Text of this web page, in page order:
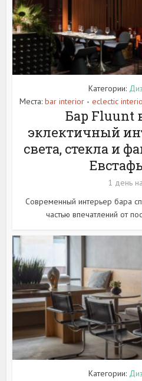
Категории:
Места: bar interior • eclectic
Бар Fluunt
эклектичный
света, стекла и
1 день
Современный интерьер бара
частью впечатлений от
Категории: